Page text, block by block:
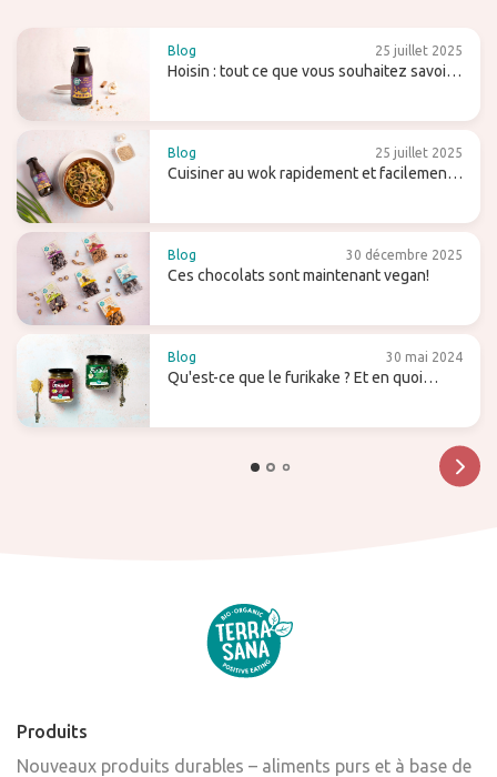
Blog 25 juillet 2025
Hoisin : tout ce que vous souhaitez savoir
Blog 25 juillet 2025
Cuisiner au wok rapidement et facilement -
Blog 30 décembre 2025
Ces chocolats sont maintenant vegan!
Blog 30 mai 2024
Qu'est-ce que le furikake ? Et en quoi
Produits
Nouveaux produits durables – aliments purs et à base de